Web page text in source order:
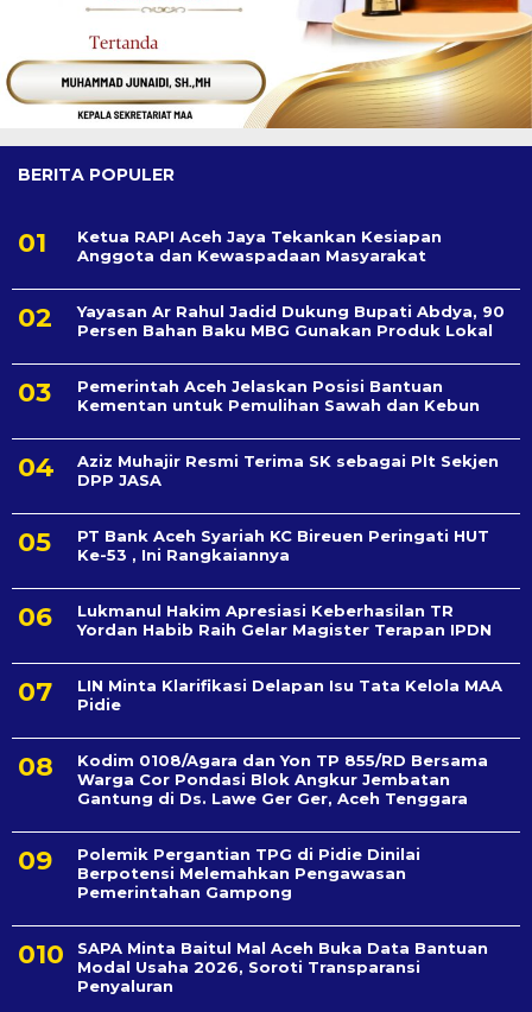
BERITA POPULER
Ketua RAPI Aceh Jaya Tekankan Kesiapan
Anggota dan Kewaspadaan Masyarakat
Yayasan Ar Rahul Jadid Dukung Bupati Abdya, 90
Persen Bahan Baku MBG Gunakan Produk Lokal
Pemerintah Aceh Jelaskan Posisi Bantuan
Kementan untuk Pemulihan Sawah dan Kebun
Aziz Muhajir Resmi Terima SK sebagai Plt Sekjen
DPP JASA
PT Bank Aceh Syariah KC Bireuen Peringati HUT
Ke-53 , Ini Rangkaiannya
Lukmanul Hakim Apresiasi Keberhasilan TR
Yordan Habib Raih Gelar Magister Terapan IPDN
LIN Minta Klarifikasi Delapan Isu Tata Kelola MAA
Pidie
Kodim 0108/Agara dan Yon TP 855/RD Bersama
Warga Cor Pondasi Blok Angkur Jembatan
Gantung di Ds. Lawe Ger Ger, Aceh Tenggara
Polemik Pergantian TPG di Pidie Dinilai
Berpotensi Melemahkan Pengawasan
Pemerintahan Gampong
SAPA Minta Baitul Mal Aceh Buka Data Bantuan
Modal Usaha 2026, Soroti Transparansi
Penyaluran